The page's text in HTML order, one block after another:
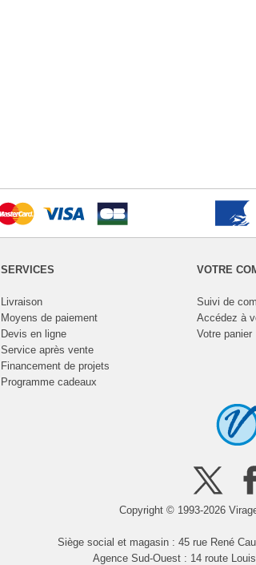
SERVICES
Livraison
Moyens de paiement
Devis en ligne
Service après vente
Financement de projets
Programme cadeaux
VOTRE
Suivi de
Accédez à
Votre panier
Copyright © 1993-2026
Siège social et magasin : 45 rue René
Agence Sud-Ouest : 14 route